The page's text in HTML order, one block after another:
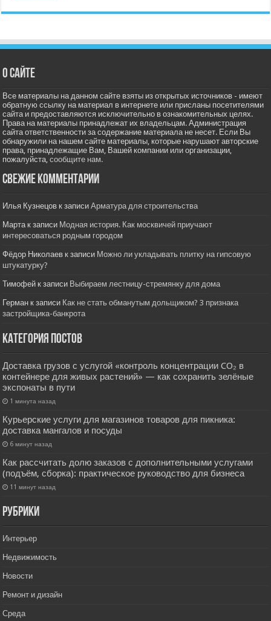
О сайте
Все материалы на данном сайте взяты из открытых источников - имеют
обратную ссылку на материал в интернете или присланы посетителями
сайта и предоставляются исключительно в ознакомительных целях.
Права на материалы принадлежат их владельцам. Администрация
сайта ответственности за содержание материала не несет. Если Вы
обнаружили на нашем сайте материалы, которые нарушают авторские
права, принадлежащие Вам, Вашей компании или организации,
пожалуйста,сообщите нам.
Свежие комментарии
Илья Кузнецов к записиАрматура для строительства
Марта к записи Модная история. Как москвичей приучают
интересоваться родным городом
Фёдор Николаев к записи Можно ли укладывать плитку на гипсовую
штукатурку?
Тимофей к записи Выбираем лестницу-стремянку для дома
Герман к записи Как не стать обманутым дольщиком? 3 признака
застройщика-банкрота
Категория постов
Доставка грузов с услугой «контроль концентрации CO₂ в
контейнере для живых растений» — как сохранить зелёные
экспонаты в пути
1 минута назад
Курьерские услуги для магазинов товаров для пикника:
доставка мангалов и посуды
6 минут назад
Как рассчитать долю заказов с дополнительными услугами
(подъём, сборка): практическое руководство для бизнеса
11 минут назад
РУбрики
Интерьер
Недвижимость
Новости
Ремонт и дизайн
Среда